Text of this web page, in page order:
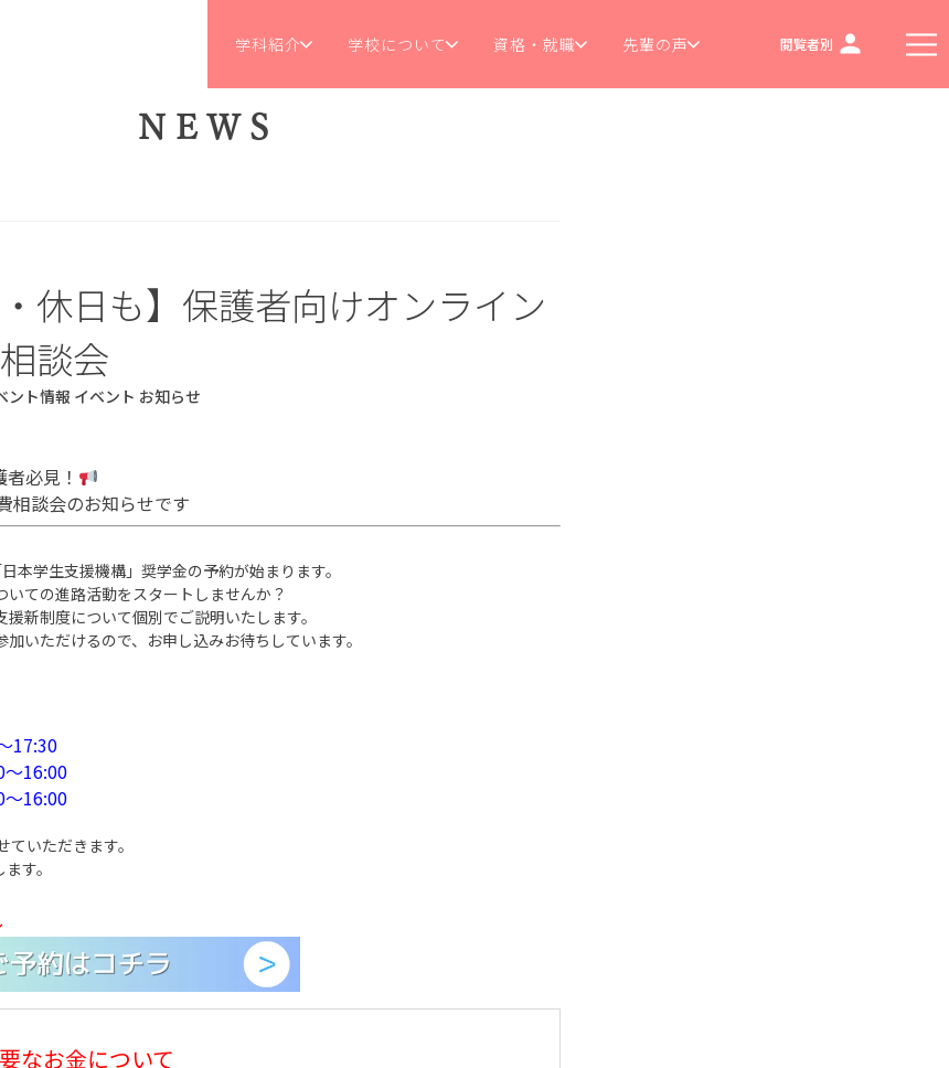
学科紹介 学校について 資格・就職 先輩の声 閲覧者別
NEWS
・休日も】保護者向けオンライン
談会
ント情報 イベント お知らせ
必見！
相談会のお知らせです
本学生支援機構」奨学金の予約が始まります。
いての進路活動をスタートしませんか？
新制度について個別でご説明いたします。
いただけるので、お申し込みお待ちしています。
17:30
16:00
16:00
いただきます。
す。
なお金について